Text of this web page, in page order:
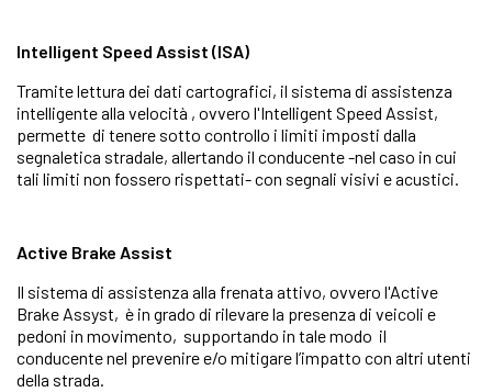
Intelligent Speed Assist (ISA)
Tramite lettura dei dati cartografici, il sistema di assistenza
intelligente alla velocità , ovvero l'Intelligent Speed Assist,
permette di tenere sotto controllo i limiti imposti dalla
segnaletica stradale, allertando il conducente -nel caso in cui
tali limiti non fossero rispettati- con segnali visivi e acustici.
Active Brake Assist
Il sistema di assistenza alla frenata attivo, ovvero l'Active
Brake Assyst, è in grado di rilevare la presenza di veicoli e
pedoni in movimento, supportando in tale modo il
conducente nel prevenire e/o mitigare l’impatto con altri utenti
della strada.